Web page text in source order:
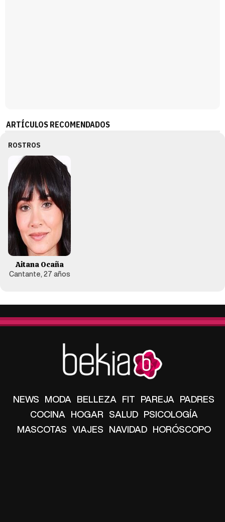
ARTÍCULOS RECOMENDADOS
ROSTROS
Aitana Ocaña
Cantante, 27 años
NEWS MODA BELLEZA FIT PAREJA PADRES
COCINA HOGAR SALUD PSICOLOGÍA
MASCOTAS VIAJES NAVIDAD HORÓSCOPO